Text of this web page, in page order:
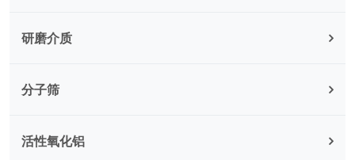
研磨介质
分子筛
活性氧化铝